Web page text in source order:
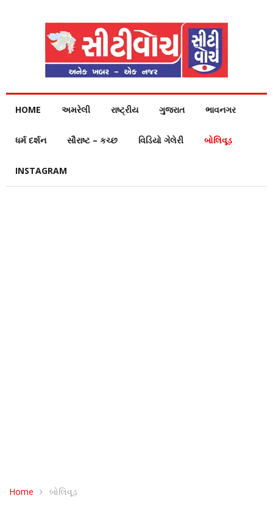
HOME અમરેલી રાષ્ટ્રીય ગુજરાત ભાવનગર
ધર્મ દર્શન સૌરાષ્ટ – કચ્છ વિડિયો ગેલેરી બોલિવૂડ
INSTAGRAM
Home બોલિવૂડ